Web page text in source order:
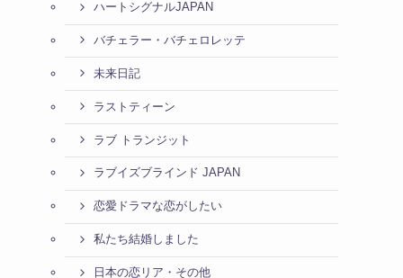
ハートシグナルJAPAN
バチェラー・バチェロレッテ
未来日記
ラストティーン
ラブ トランジット
ラブイズブラインド JAPAN
恋愛ドラマな恋がしたい
私たち結婚しました
日本の恋リア・その他